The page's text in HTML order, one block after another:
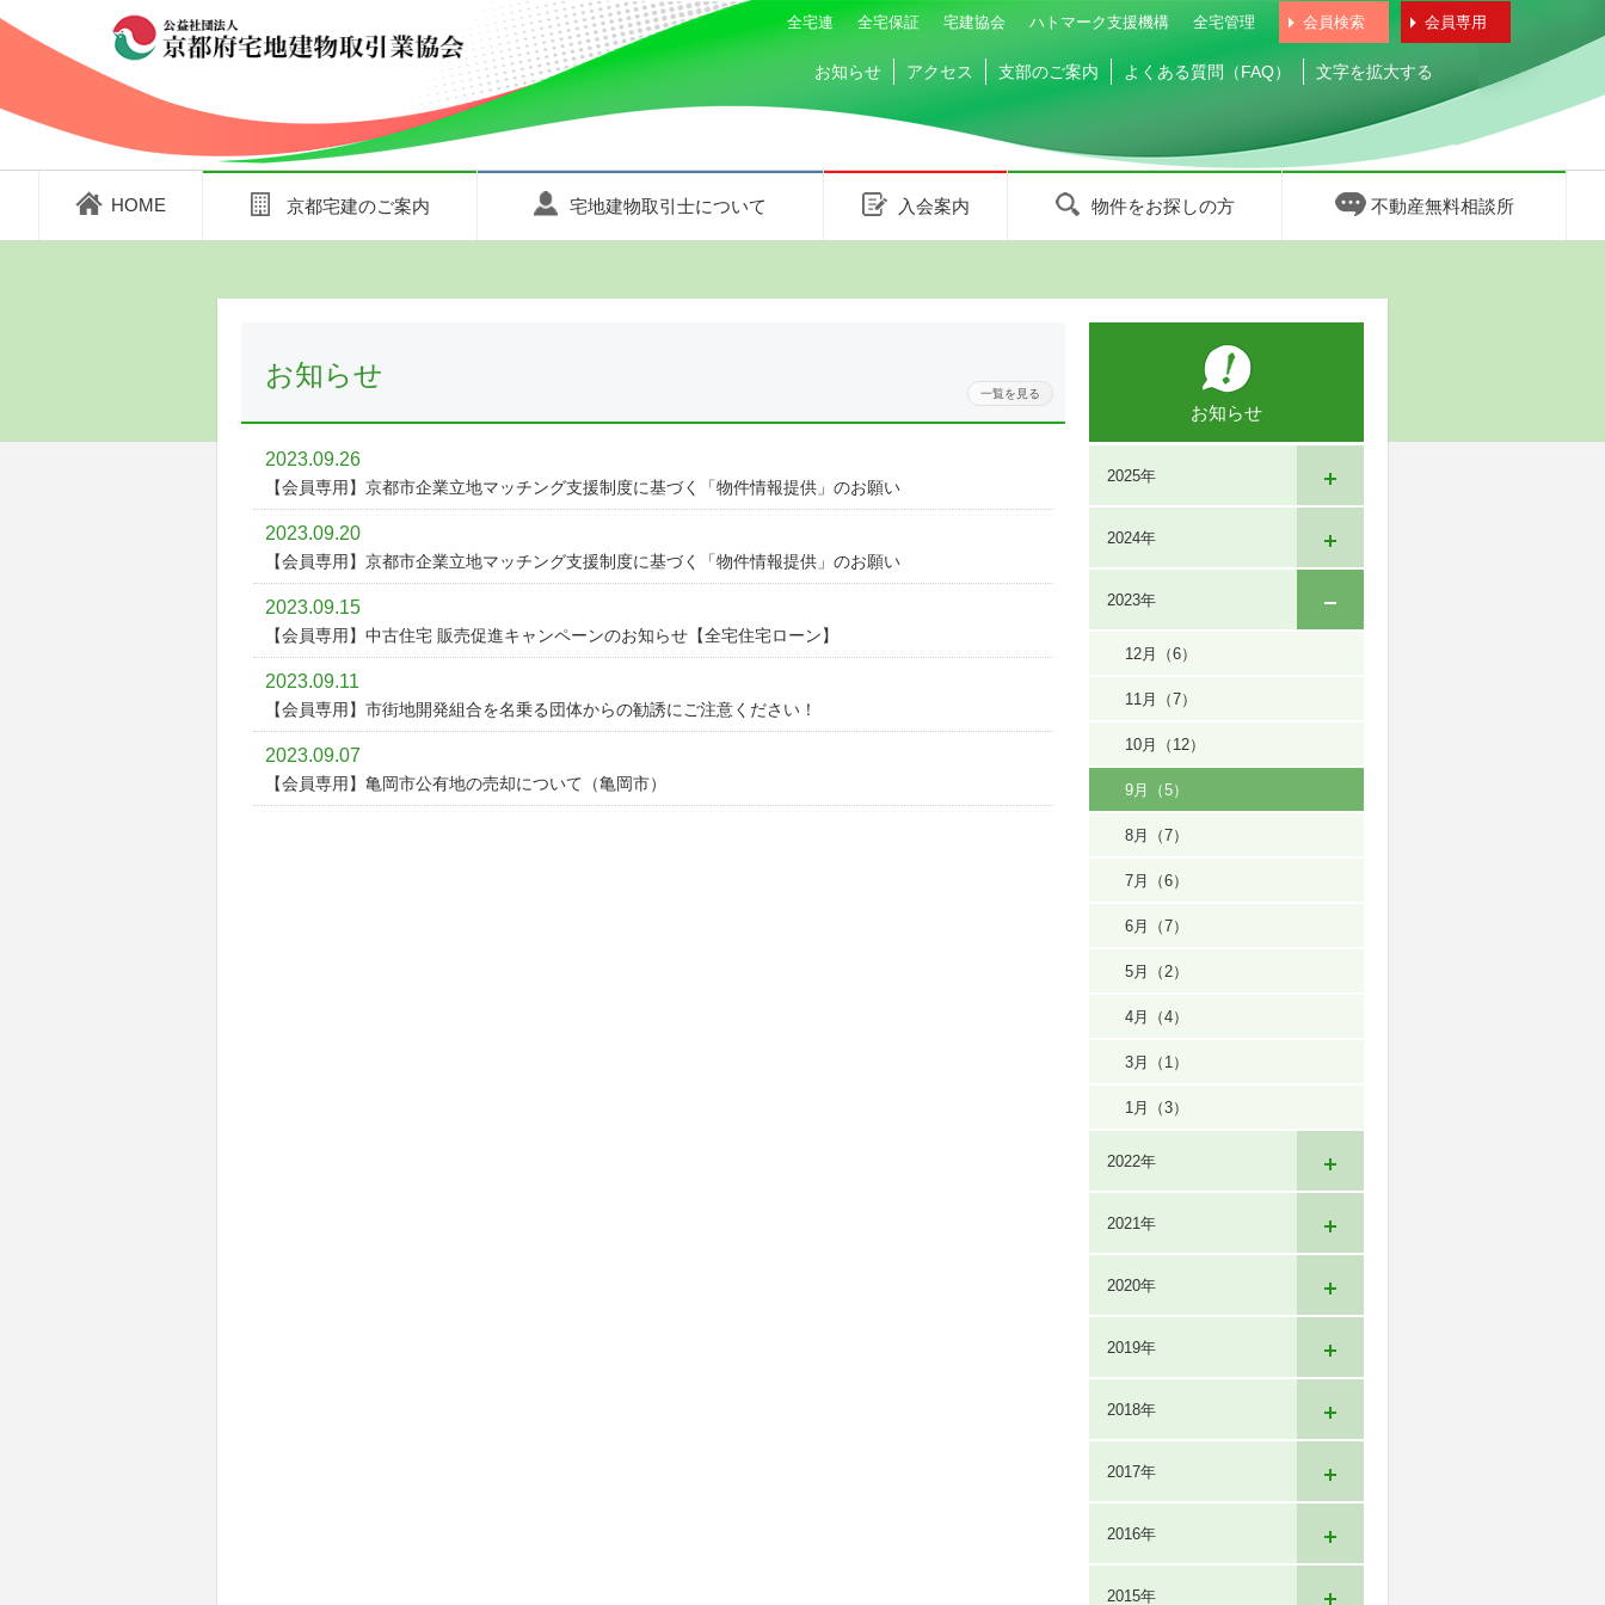
全宅連 全宅保証 宅建協会 ハトマーク支援機構 全宅管理 会員検索 会員専用
お知らせ アクセス 支部のご案内 よくある質問（FAQ） 文字を拡大する
HOME 京都宅建のご案内 宅地建物取引士について 入会案内 物件をお探しの方 不動産無料相談所
お知らせ
一覧を見る
2023.09.26
【会員専用】京都市企業立地マッチング支援制度に基づく「物件情報提供」のお願い
2023.09.20
【会員専用】京都市企業立地マッチング支援制度に基づく「物件情報提供」のお願い
2023.09.15
【会員専用】中古住宅 販売促進キャンペーンのお知らせ【全宅住宅ローン】
2023.09.11
【会員専用】市街地開発組合を名乗る団体からの勧誘にご注意ください！
2023.09.07
【会員専用】亀岡市公有地の売却について（亀岡市）
お知らせ
2025年
2024年
2023年
12月 （6）
11月 （7）
10月 （12）
9月 （5）
8月 （7）
7月 （6）
6月 （7）
5月 （2）
4月 （4）
3月 （1）
1月 （3）
2022年
2021年
2020年
2019年
2018年
2017年
2016年
2015年